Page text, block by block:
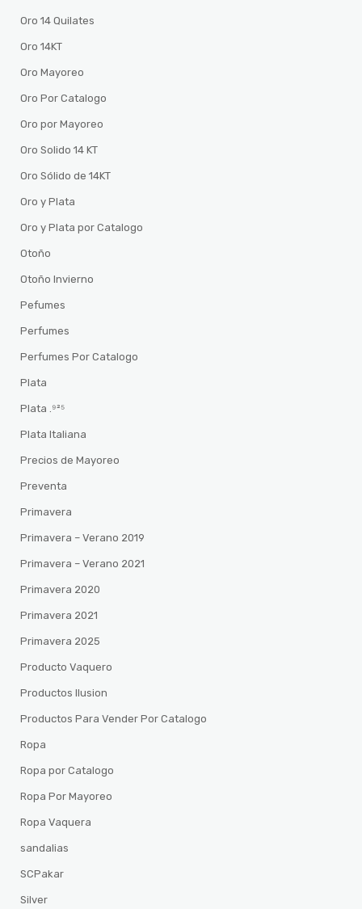
Oro 14 Quilates
Oro 14KT
Oro Mayoreo
Oro Por Catalogo
Oro por Mayoreo
Oro Solido 14 KT
Oro Sólido de 14KT
Oro y Plata
Oro y Plata por Catalogo
Otoño
Otoño Invierno
Pefumes
Perfumes
Perfumes Por Catalogo
Plata
Plata .⁹²⁵
Plata Italiana
Precios de Mayoreo
Preventa
Primavera
Primavera – Verano 2019
Primavera – Verano 2021
Primavera 2020
Primavera 2021
Primavera 2025
Producto Vaquero
Productos Ilusion
Productos Para Vender Por Catalogo
Ropa
Ropa por Catalogo
Ropa Por Mayoreo
Ropa Vaquera
sandalias
SCPakar
Silver